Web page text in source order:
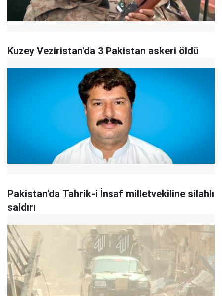
Kuzey Veziristan'da 3 Pakistan askeri öldü
Pakistan'da Tahrik-i İnsaf milletvekiline silahlı
saldırı